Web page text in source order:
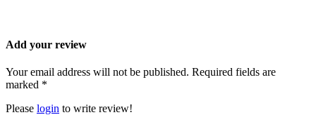
Add your review
Your email address will not be published. Required fields are
marked *
Please login to write review!